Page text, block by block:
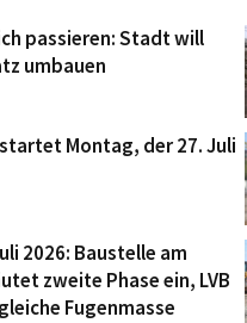
passieren: Stadt will
umbauen
Montag, der 27. Juli
2026: Baustelle am
zweite Phase ein, LVB
Fugenmasse